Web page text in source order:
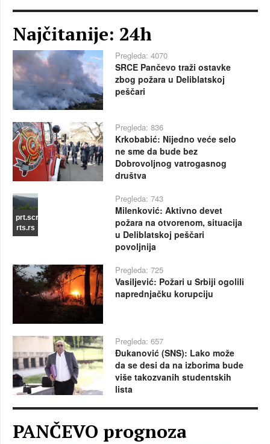
Najčitanije: 24h
Pregleda: 4070
SRCE Pančevo traži ostavke
zbog požara u Deliblatskoj
peščari
Pregleda: 836
Krkobabić: Nijedno veće selo
ne sme da bude bez
Dobrovoljnog vatrogasnog
društva
prt.scr
rts.rs
Pregleda: 743
Milenković: Aktivno devet
požara na otvorenom, situacija
u Deliblatskoj peščari
povoljnija
Pregleda: 725
Vasiljević: Požari u Srbiji ogolili
naprednjačku korupciju
Pregleda: 657
Đukanović (SNS): Lako može
da se desi da na izborima bude
više takozvanih studentskih
lista
PANČEVO prognoza